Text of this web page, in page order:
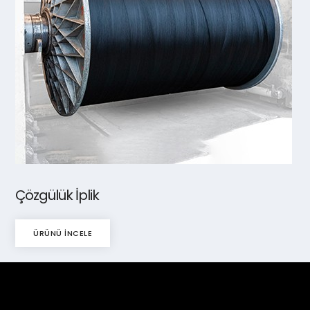
Çözgülük İplik
ÜRÜNÜ İNCELE